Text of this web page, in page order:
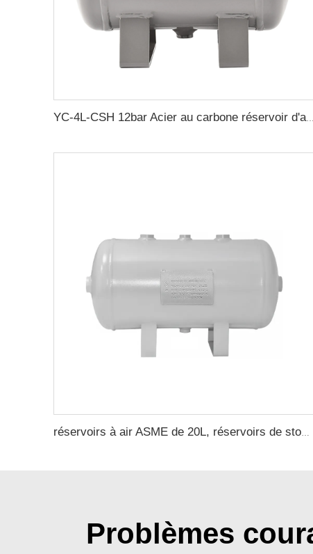
YC-4L-CSH 12bar Acier au carbone réservoir d'air horizontal sans soudure réservoir d'air
réservoirs à air ASME de 20L, réservoirs de stockage d'air ASME UM en acier au carbone provenant d'un fabricant de réservoirs sous pression
Problèmes